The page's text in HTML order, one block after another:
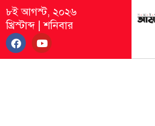
৮ই আগস্ট, ২০২৬
খ্রিস্টাব্দ|শনিবার